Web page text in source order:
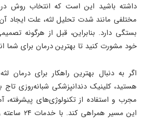
داشته باشید این است که انتخاب روش
مختلفی مانند شدت تحلیل لثه، علت ایجاد
بستگی دارد. بنابراین، قبل از هرگونه
خود مشورت کنید تا بهترین درمان برای شما
اگر به دنبال بهترین راهکار برای درمان
هستید، کلینیک دندانپزشکی شبانه‌روزی تاج
مجرب و استفاده از تکنولوژی‌های پیشرفته،
این مسیر